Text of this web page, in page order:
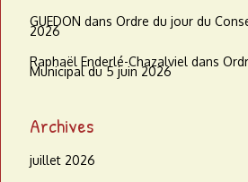
GUEDON dans Ordre du jour du
2026
Raphaël Enderlé-Chazalviel dans
Municipal du 5 juin 2026
Archives
juillet 2026